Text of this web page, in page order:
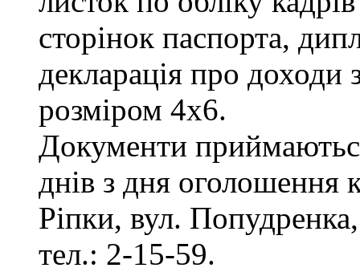
сторінок паспорта,
декларація про доходи
розміром 4х6.
Документи
днів з дня оголошення
Ріпки, вул.
тел.: 2-15-59.